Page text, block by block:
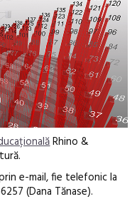
Rhino &
e-mail, fie telefonic la
(Dana Tănase).